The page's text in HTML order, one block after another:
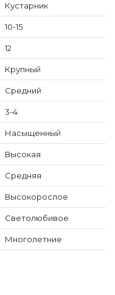
Кустарник
10-15
12
Крупный
Средний
3-4
Насыщенный
Высокая
Средняя
Высокорослое
Светолюбивое
Многолетние